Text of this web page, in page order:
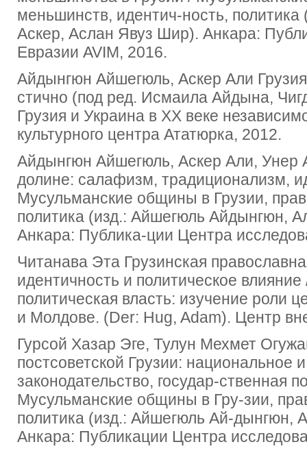
меньшинств, идентич-ность,
Аскер, Аслан Явуз Шир). Анкара:
Евразии AVIM, 2016.
Айдынгюн Айшегюль, Аскер Али
стично (под ред. Исмаила Айдына,
Грузия и Украина в XX веке
культурного центра Ататюрка, 2012.
Айдынгюн Айшегюль, Аскер Али, Унер
долине: салафизм, традиционализм,
Мусульманские общины в Грузии,
политика (изд.: Айшегюль Айдынгюн,
Анкара: Публика-ции Центра
Читанава Эта Грузинская
идентичность и политическое
политическая власть: изучение роли
и Молдове. (Der: Hug, Adam). Центр
Гурсой Хазар Эге, Тулун Мехмет
постсоветской Грузии: национальное
законодательство, государ-ственная
Мусульманские общины в Гру-зии,
политика (изд.: Айшегюль Ай-дынгюн,
Анкара: Публикации Центра